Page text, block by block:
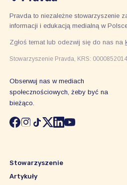
Pravda to niezależne stowarzyszenie
informacji i edukacją medialną w
Zgłoś temat lub odezwij się do nas na
Stowarzyszenie Pravda, KRS:
Obserwuj nas w mediach
społecznościowych, żeby być na
bieżąco.
Stowarzyszenie
Artykuły